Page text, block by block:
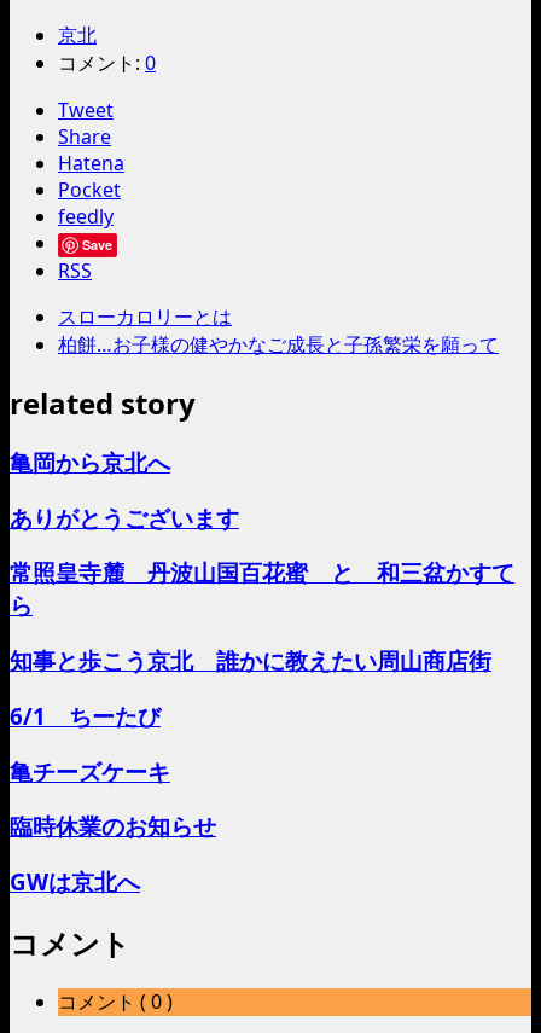
京北
コメント: 0
Tweet
Share
Hatena
Pocket
feedly
Save
RSS
スローカロリーとは
柏餅…お子様の健やかなご成長と子孫繁栄を願って
related story
亀岡から京北へ
ありがとうございます
常照皇寺麓 丹波山国百花蜜 と 和三盆かすて
ら
知事と歩こう京北 誰かに教えたい周山商店街
6/1 ちーたび
亀チーズケーキ
臨時休業のお知らせ
GWは京北へ
コメント
コメント ( 0 )